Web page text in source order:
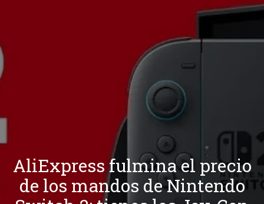
AliExpress fulmina el precio
de los mandos de Nintendo